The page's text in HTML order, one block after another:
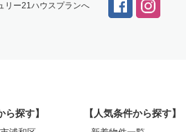
リー21ハウスプランへ
ら探す】 【人気条件から探す】